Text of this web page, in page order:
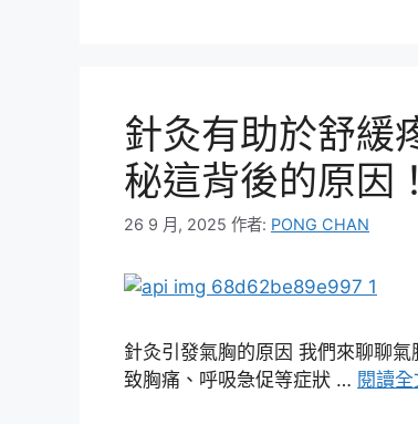
針灸有助於舒緩
秘這背後的原因！
26 9 月, 2025 作者: PONG CHAN
針灸引發氣胸的原因 我們來聊聊
致胸痛、呼吸急促等症狀 … 閱讀全